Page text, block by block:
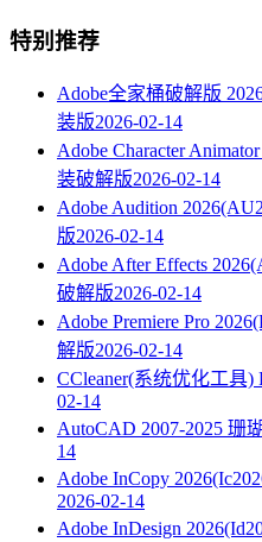
特别推荐
Adobe全家桶破解版
装版2026-02-14
Adobe Character
装破解版2026-02-14
Adobe Audition
版2026-02-14
Adobe After Effects
破解版2026-02-14
Adobe Premiere Pro
解版2026-02-14
CCleaner(系统优化工具)
02-14
AutoCAD 2007-2025 珊
14
Adobe InCopy
2026-02-14
Adobe InDesign